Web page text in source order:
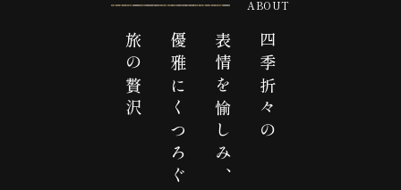
ABOUT
四季折々の
表情を愉しみ、
優雅にくつろぐ
旅の贅沢